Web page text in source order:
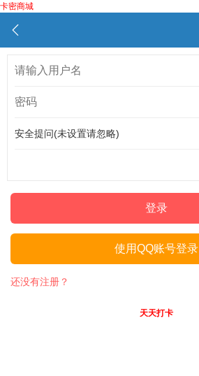
卡密商城
安全提问(未设置请忽略)
登录
使用QQ账号登录
还没有注册？
天天打卡